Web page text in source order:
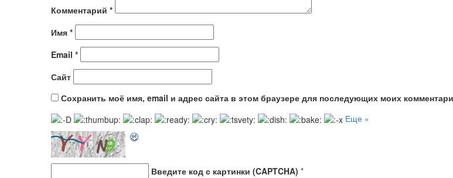
Комментарий *
Имя *
Email *
Сайт
Сохранить моё имя, email и адрес сайта в этом браузере для последующих моих
Еще »
Введите код с картинки (CAPTCHA) *